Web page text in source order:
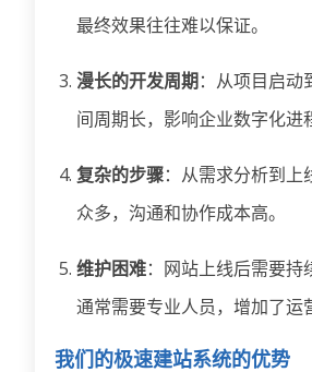
最终效果往往难以保证。
漫长的开发周期：从项目启动
间周期长，影响企业数字化进
复杂的步骤：从需求分析到上
众多，沟通和协作成本高。
维护困难：网站上线后需要持
通常需要专业人员，增加了运
我们的极速建站系统的优势